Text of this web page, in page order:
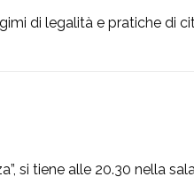
di legalità e pratiche di
si tiene alle 20.30 nella